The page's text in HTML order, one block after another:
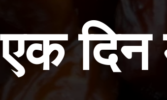
एक